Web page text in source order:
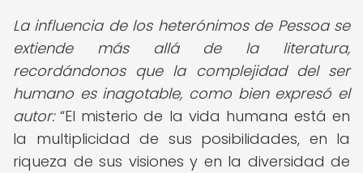
La influencia de los heterónimos de Pessoa se
extiende más allá de la literatura,
recordándonos que la complejidad del ser
humano es inagotable, como bien expresó el
autor: El misterio de la vida humana está en
la multiplicidad de sus posibilidades, en la
riqueza de sus visiones y en la diversidad de